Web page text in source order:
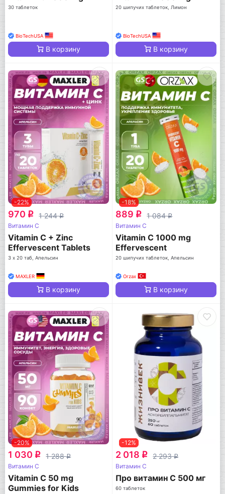
30 таблеток
BioTechUSA
В корзину
20 шипучих таблеток, Лимон
BioTechUSA
В корзину
-22%
970 q 1 244q
Витамин C
Vitamin C + Zinc
Effervescent Tablets
3 х 20 таб, Апельсин
MAXLER
В корзину
-18%
889 q 1 084q
Витамин C
Vitamin C 1000 mg
Effervescent
20 шипучих таблеток, Апельсин
Orzax
В корзину
-20%
1 030 q 1 288q
Витамин C
Vitamin C 50 mg
Gummies for Kids
-12%
2 018 q 2 293q
Витамин C
Про витамин С 500 мг
60 таблеток